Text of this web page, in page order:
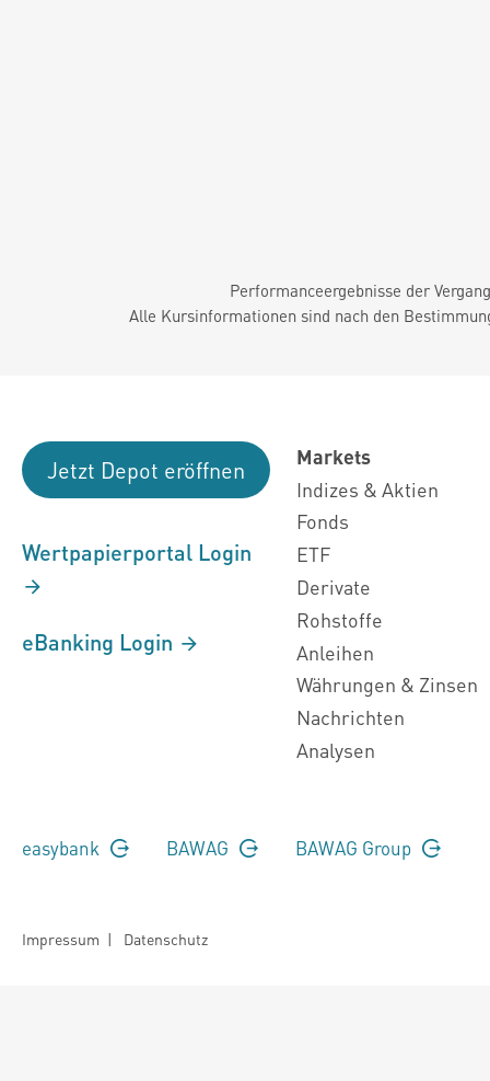
Performanceergebnisse der
Alle Kursinformationen sind nach den
Jetzt Depot eröffnen
Wertpapierportal Login
eBanking Login
Markets
Indizes & Aktien
Fonds
ETF
Derivate
Rohstoffe
Anleihen
Währungen & Zinsen
Nachrichten
Analysen
easybank BAWAG BAWAG Group
Impressum | Datenschutz